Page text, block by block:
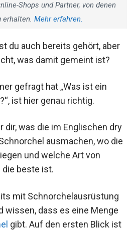
Shops und Partner, von denen
erhalten. Mehr erfahren.
du auch bereits gehört, aber
was damit gemeint ist?
gefragt hat „Was ist ein
ist hier genau richtig.
dir, was die im Englischen dry
ausmachen, wo die
und welche Art von
beste ist.
mit Schnorchelausrüstung
wissen, dass es eine Menge
gibt. Auf den ersten Blick ist